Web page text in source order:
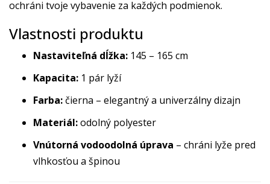
ochráni tvoje vybavenie za každých podmienok.
Vlastnosti produktu
Nastaviteľná dĺžka: 145 – 165 cm
Kapacita: 1 pár lyží
Farba: čierna – elegantný a univerzálny dizajn
Materiál:odolný polyester
Vnútorná vodoodolná úprava – chráni lyže pred
vlhkosťou a špinou